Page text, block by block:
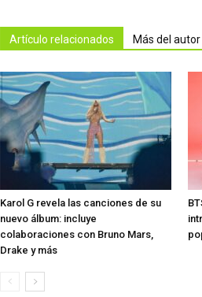
Artículo relacionados Más del autor
Karol G revela las canciones de su
nuevo álbum: incluye
colaboraciones con Bruno Mars,
Drake y más